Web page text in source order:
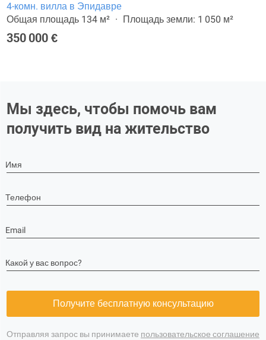
4-комн. вилла в Эпидавре
Общая площадь 134 м²
Площадь земли: 1 050 м²
350 000 €
Мы здесь, чтобы помочь вам
получить вид на жительство
Имя
Телефон
Email
Какой у вас вопрос?
Получите бесплатную консультацию
Отправляя запрос вы принимаете пользовательское соглашение